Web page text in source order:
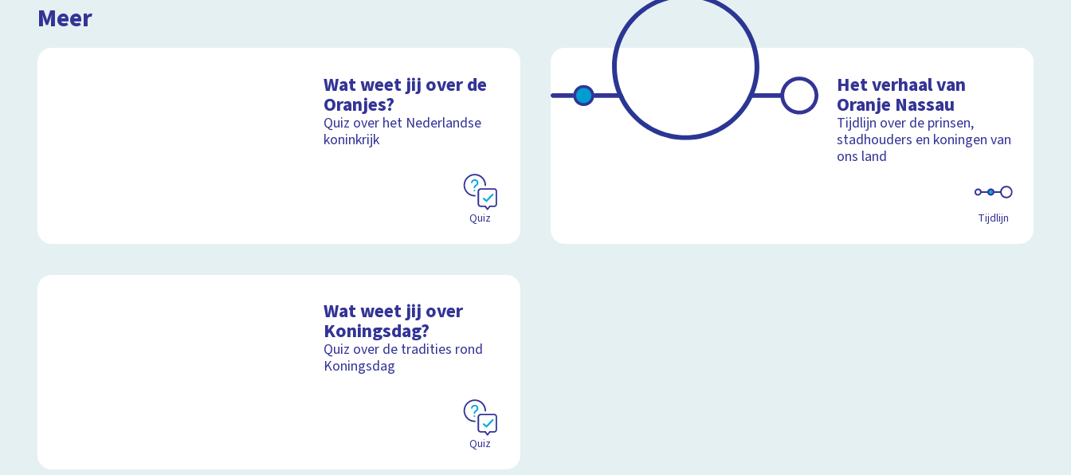
Meer
Wat weet jij over de
Oranjes?
Quiz over het Nederlandse
koninkrijk
Quiz
Het verhaal van
Oranje Nassau
Tijdlijn over de prinsen,
stadhouders en koningen van
ons land
Tijdlijn
Wat weet jij over
Koningsdag?
Quiz over de tradities rond
Koningsdag
Quiz